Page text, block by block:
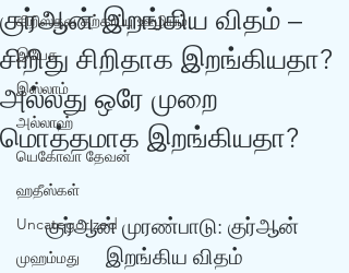
கிறிஸ்தவ தற்காப்பு ஊழியம்
இயேசு
இஸ்லாம்
அல்லாஹ்
யெகோவா தேவன்
ஹதீஸ்கள்
Uncategorized
முஹம்மது
குர்‍ஆன் இறங்கிய விதம் –
சிறிது சிறிதாக இறங்கியதா?
அல்லது ஒரே முறை
மொத்தமாக இறங்கியதா?
குர்‍ஆன் முரண்பாடு: குர்‍ஆன்
இறங்கிய விதம்